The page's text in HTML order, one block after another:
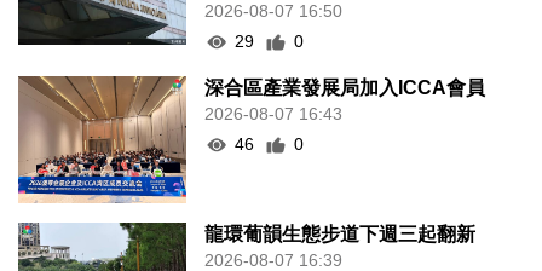
2026-08-07 16:50
29
0
深合區產業發展局加入ICCA會員
2026-08-07 16:43
46
0
龍環葡韻生態步道下週三起翻新
2026-08-07 16:39